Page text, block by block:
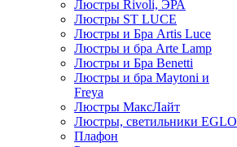
Люстры Rivoli, ЭРА
Люстры ST LUCE
Люстры и Бра Artis Luce
Люстры и бра Arte Lamp
Люстры и Бра Benetti
Люстры и бра Maytoni и
Freya
Люстры МаксЛайт
Люстры, светильники EGLO
Плафон